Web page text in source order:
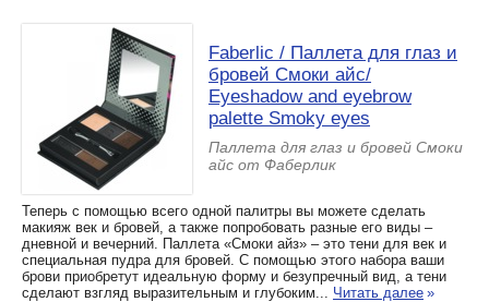
Faberlic / Паллета для глаз и
бровей Смоки айc/
Eyeshadow and eyebrow
palette Smoky eyes
Паллета для глаз и бровей Смоки
айc от Фаберлик
Теперь с помощью всего одной палитры вы можете сделать
макияж век и бровей, а также попробовать разные его виды –
дневной и вечерний. Паллета «Смоки айз» – это тени для век и
специальная пудра для бровей. С помощью этого набора ваши
брови приобретут идеальную форму и безупречный вид, а тени
сделают взгляд выразительным и глубоким... Читать далее »